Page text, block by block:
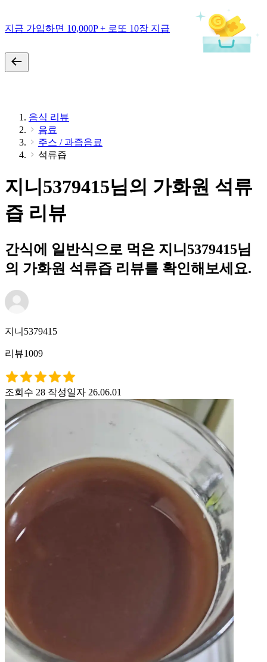
지금 가입하면 10,000P + 로또 10장 지급
음식 리뷰
음료
주스 / 과즙음료
석류즙
지니5379415님의 가화원 석류
즙 리뷰
간식에 일반식으로 먹은 지니5379415님
의 가화원 석류즙 리뷰를 확인해보세요.
지니5379415
리뷰1009
조회수 28 작성일자 26.06.01